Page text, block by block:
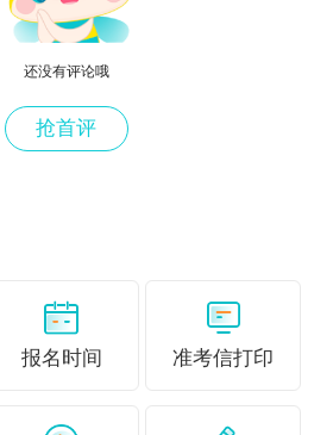
：
变化计算得出，销货成本增
变化计算得出，存货增加了2
＝ 25％
还没有评论哦
抢首评
报名时间 准考信打印